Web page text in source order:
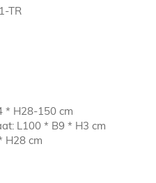
TR
* H28-150 cm
L100 * B9 * H3 cm
H28 cm